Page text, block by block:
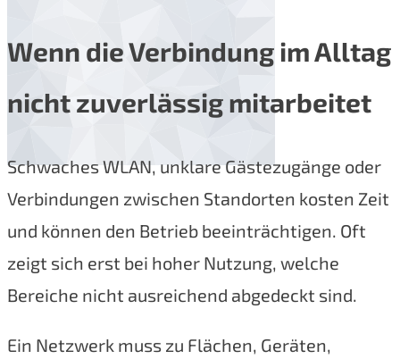
Wenn die Verbindung im Alltag
nicht zuverlässig mitarbeitet
Schwaches WLAN, unklare Gästezugänge oder
Verbindungen zwischen Standorten kosten Zeit
und können den Betrieb beeinträchtigen. Oft
zeigt sich erst bei hoher Nutzung, welche
Bereiche nicht ausreichend abgedeckt sind.
Ein Netzwerk muss zu Flächen, Geräten,